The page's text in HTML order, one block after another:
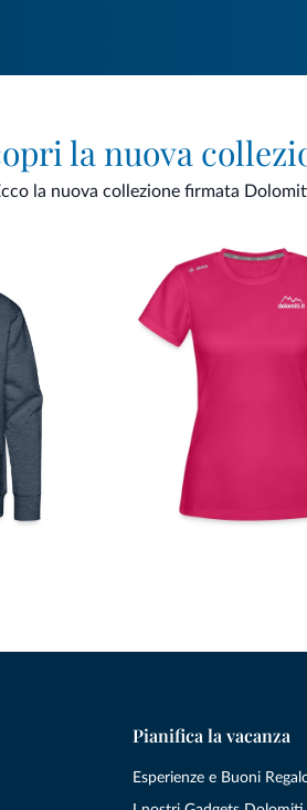
la nuova
la nuova collezione firmata
Pianifica la vacanza
Esperienze e Buoni